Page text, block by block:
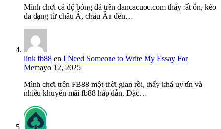
Mình chơi cá độ bóng đá trên dancacuoc.com thấy rất ổn, kèo
đa dạng từ châu Á, châu Âu đến…
link fb88 en I Need Someone to Write My Essay For
Memayo 12, 2025
Mình chơi trên FB88 một thời gian rồi, thấy khá uy tín và
nhiều khuyến mãi fb88 hấp dẫn. Đặc…